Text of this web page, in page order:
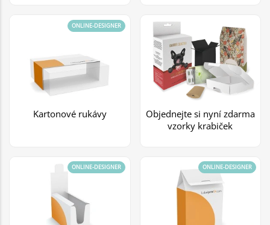
Kartonové rukávy
ONLINE-DESIGNER
Objednejte si nyní zdarma
vzorky krabiček
ONLINE-DESIGNER ONLINE-DESIGNER